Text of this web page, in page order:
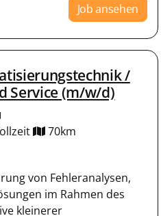
Job ansehen
/
Service (m/w/d)
70km
von Fehleranalysen,
im Rahmen des
kleinerer